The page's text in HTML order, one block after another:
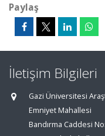
Paylaş
İletişim Bilgileri
Gazi Üniversitesi
Emniyet Mahallesi
Bandırma Caddesi